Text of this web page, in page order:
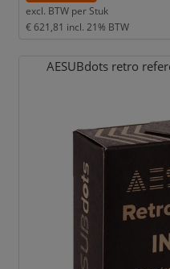
excl. BTW per Stuk
€ 621,81 incl. 21% BTW
AESUBdots retro